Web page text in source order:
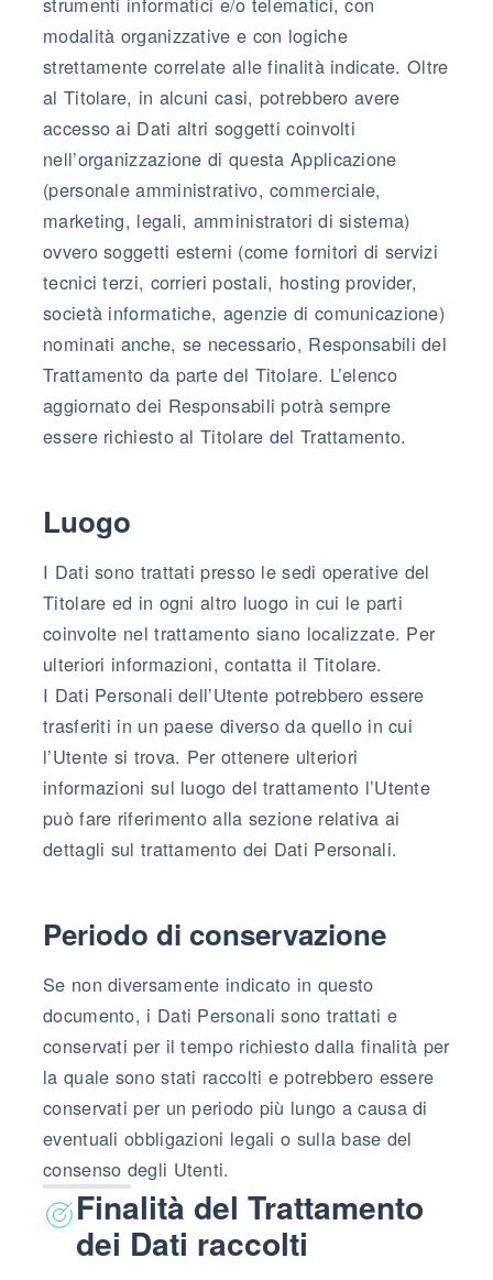
modalità organizzative e con logiche
strettamente correlate alle finalità indicate. Oltre
al Titolare, in alcuni casi, potrebbero avere
accesso ai Dati altri soggetti coinvolti
nell’organizzazione di questa Applicazione
(personale amministrativo, commerciale,
marketing, legali, amministratori di sistema)
ovvero soggetti esterni (come fornitori di servizi
tecnici terzi, corrieri postali, hosting provider,
società informatiche, agenzie di comunicazione)
nominati anche, se necessario, Responsabili del
Trattamento da parte del Titolare. L’elenco
aggiornato dei Responsabili potrà sempre
essere richiesto al Titolare del Trattamento.
Luogo
I Dati sono trattati presso le sedi operative del
Titolare ed in ogni altro luogo in cui le parti
coinvolte nel trattamento siano localizzate. Per
ulteriori informazioni, contatta il Titolare.
I Dati Personali dell’Utente potrebbero essere
trasferiti in un paese diverso da quello in cui
l’Utente si trova. Per ottenere ulteriori
informazioni sul luogo del trattamento l’Utente
può fare riferimento alla sezione relativa ai
dettagli sul trattamento dei Dati Personali.
Periodo di conservazione
Se non diversamente indicato in questo
documento, i Dati Personali sono trattati e
conservati per il tempo richiesto dalla finalità per
la quale sono stati raccolti e potrebbero essere
conservati per un periodo più lungo a causa di
eventuali obbligazioni legali o sulla base del
consenso degli Utenti.
Finalità del Trattamento
dei Dati raccolti